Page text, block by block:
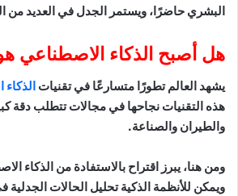
البشري حاضرًا، ويستمر الجدل في العديد من
هل أصبح الذكاء الاصطناعي
يشهد العالم تطورًا متسارعًا في تقنيات
هذه التقنيات نجاحها في مجالات تتطلب دقة
والطيران والصناعة.
ومن هنا، يبرز اقتراح بالاستفادة من الذكاء
ويمكن للأنظمة الذكية تحليل الحالات الجدلية